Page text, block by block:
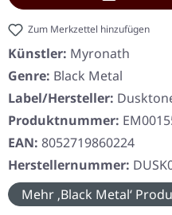
Zum Merkzettel hinzufügen
Künstler: Myronath
Genre: Black Metal
Label/Hersteller:
Produktnummer:
EAN: 8052719860224
Herstellernummer:
Mehr ‚Black Metal‘